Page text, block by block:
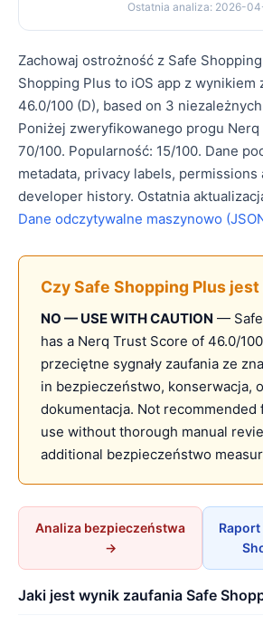
Ostatnia analiza: 2026-
Zachowaj ostrożność z Safe
Shopping Plus to iOS app z wynikiem
46.0/100 (D), based on 3
Poniżej zweryfikowanego progu
70/100. Popularność: 15/100. Dane
metadata, privacy labels, permissions
developer history. Ostatnia
Dane odczytywalne maszynowo
Czy Safe Shopping Plus
NO — USE WITH CAUTION —
has a Nerq Trust Score of 46.0/
przeciętne sygnały zaufania ze
in bezpieczeństwo, konserwacja,
dokumentacja. Not recommended
use without thorough manual
additional bezpieczeństwo
Analiza bezpieczeństwa
→
Jaki jest wynik zaufania Safe